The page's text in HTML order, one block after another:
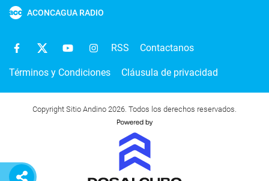
ACONCAGUA RADIO
RSS Contactanos
Términos y Condiciones Cláusula de privacidad
Copyright Sitio Andino 2026. Todos los derechos reservados.